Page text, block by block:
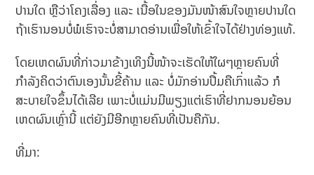
ປານໃດ ຫຼືວ່າໂຄງເລື່ອງ ແລະ ເນື້ອໃນຂອງມັນໜ້າສົນໃຈຫຼາຍປານໃດ
ຖ້າເຮົານອນບໍ່ພໍເຮົາຈະບໍ່ສາມາດອ່ານເພື່ອໃຫ້ເຂົ້າໃຈໄດ້ຢ່າງທ່ອງແທ້.
ໂດຍເຫດຜົນທີ່ກ່າວມາຂ້າງເທິງນີ້ໜ້າຈະເຮັດໃຫ້ໃຜໆຫຼາຍຄົນທີ່
ກຳລັງຄິດວ່າຕົນເອງນັ້ນຂີ້ຄ້ານ ແລະ ບໍ່ມັກອ່ານປຶ້ມຄືເກົ່າແລ້ວ ກໍ
ສະບາຍໃຈຂຶ້ນໄດ້ເລີຍ ເພາະບໍ່ແມ່ນມີພຽງແຕ່ເຮົາທີ່ຢາກນອນຍ້ອນ
ເຫດຜົນເຫຼົ່ານີ້ ແຕ່ຍັງມີອີກຫຼາຍຄົນທີ່ເປັນຄືກັນ.
ທີ່ມາ: